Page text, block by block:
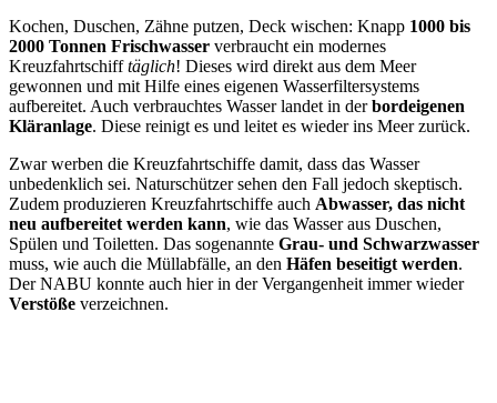
Kochen, Duschen, Zähne putzen, Deck wischen: Knapp 1000 bis
2000 Tonnen Frischwasser verbraucht ein modernes
Kreuzfahrtschifftäglich! Dieses wird direkt aus dem Meer
gewonnen und mit Hilfe eines eigenen Wasserfiltersystems
aufbereitet. Auch verbrauchtes Wasser landet in derbordeigenen
Kläranlage. Diese reinigt es und leitet es wieder ins Meer zurück.
Zwar werben die Kreuzfahrtschiffe damit, dass das Wasser
unbedenklich sei. Naturschützer sehen den Fall jedoch skeptisch.
Zudem produzieren Kreuzfahrtschiffe auch Abwasser, das nicht
neu aufbereitet werden kann, wie das Wasser aus Duschen,
Spülen und Toiletten. Das sogenannte Grau- und Schwarzwasser
muss, wie auch die Müllabfälle, an den Häfen beseitigt werden.
Der NABU konnte auch hier in der Vergangenheit immer wieder
Verstöße verzeichnen.